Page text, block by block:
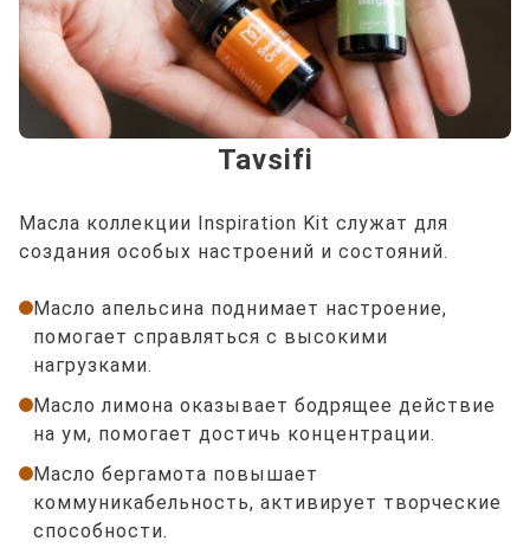
Tavsifi
Масла коллекции Inspiration Kit служат для
создания особых настроений и состояний.
Масло апельсина поднимает настроение,
помогает справляться с высокими
нагрузками.
Масло лимона оказывает бодрящее действие
на ум, помогает достичь концентрации.
Масло бергамота повышает
коммуникабельность, активирует творческие
способности.